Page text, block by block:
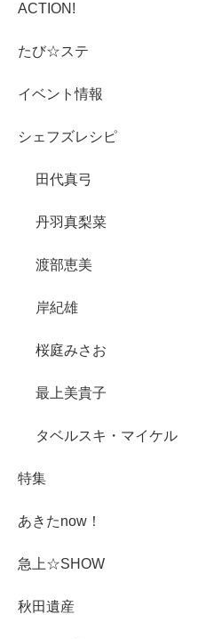
ACTION!
たび☆ステ
イベント情報
シェフズレシピ
田代真弓
丹羽真梨菜
渡部恵美
岸紀雄
桜庭みさお
最上美貴子
タベルスキ・マイケル
特集
あきたnow！
急上☆SHOW
秋田遺産